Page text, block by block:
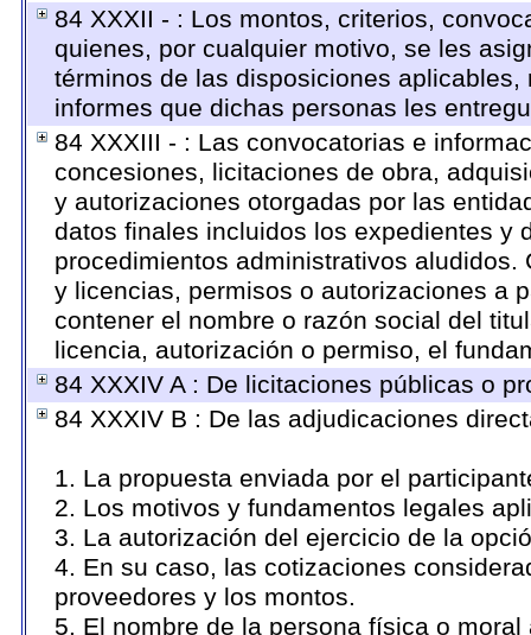
84 XXXII - : Los montos, criterios,
quienes, por cualquier motivo, se les
términos de las disposiciones
informes que dichas personas les
84 XXXIII - : Las convocatorias e
concesiones, licitaciones de obra,
y autorizaciones otorgadas por las
datos finales incluidos los expedientes y
procedimientos administrativos
y licencias, permisos o autorizaciones a
contener el nombre o razón social del
licencia, autorización o permiso, el
84 XXXIV A : De licitaciones públicas o
84 XXXIV B : De las adjudicaciones
1. La propuesta enviada por el
2. Los motivos y fundamentos legales
3. La autorización del ejercicio de la
4. En su caso, las cotizaciones
proveedores y los montos.
5. El nombre de la persona física o moral